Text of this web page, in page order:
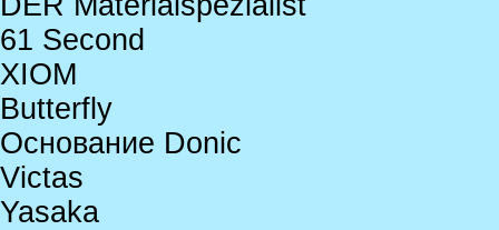
61 Second
XIOM
Butterfly
Основание Donic
Victas
Yasaka